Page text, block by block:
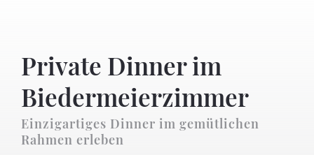
Private Dinner im
Biedermeierzimmer
Einzigartiges Dinner im gemütlichen
Rahmen erleben